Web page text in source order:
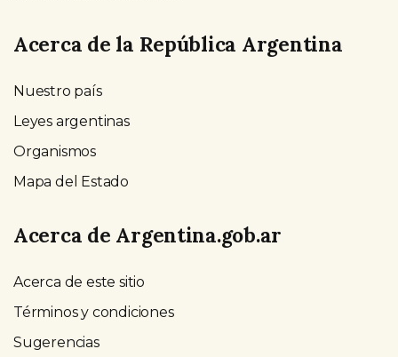
Acerca de la República Argentina
Nuestro país
Leyes argentinas
Organismos
Mapa del Estado
Acerca de Argentina.gob.ar
Acerca de este sitio
Términos y condiciones
Sugerencias